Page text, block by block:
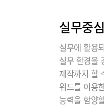
실무중
실무에 활용
실무 환경을
제작까지 할
워드를 이용
능력을 함양